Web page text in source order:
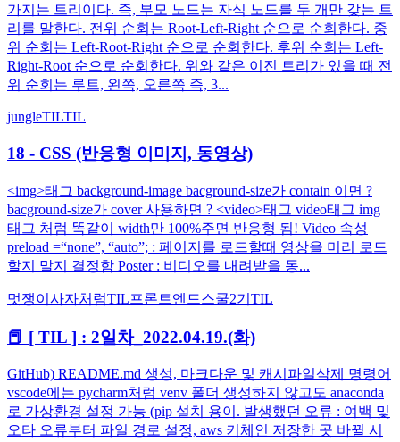
가지는 트리이다. 즉, 부모 노드는 자식 노드를 두 개만 갖는 트
리를 말한다. 전위 순회는 Root-Left-Right 순으로 순회한다. 중
위 순회는 Left-Root-Right 순으로 순회한다. 후위 순회는 Left-
Right-Root 순으로 순회한다. 위와 같은 이진 트리가 있을 때 전
위 순회는 루트, 왼쪽, 오른쪽 즉, 3...
jungleTILTIL
18 - CSS (반응형 이미지, 동영상)
<img>태그 background-image bacground-size가 contain 이면 ?
bacground-size가 cover 사용하면 ? <video>태그 video태그 img
태그 처럼 똑같이 width만 100%주면 반응형 됨! Video 속성
preload =“none”, “auto”; : 페이지를 로드할때 영상을 미리 로드
할지 말지 결정함 Poster : 비디오를 내려받을 동...
멋쟁이사자처럼TIL프론트엔드스쿨2기 TIL
📕 [ TIL ] : 2일차_2022.04.19.(화)
GitHub) README.md 생성, 마크다운 및 캐시파일삭제 명령어
vscode에는 pycharm처럼 venv 폴더 생성하지 않고도 anaconda
로 가상환경 설정 가능 (pip 설치 용이. 발생했던 오류 : 여백 및
오타 오류부터 파일 경로 설정, aws 키체인 저장한 곳 바뀔 시